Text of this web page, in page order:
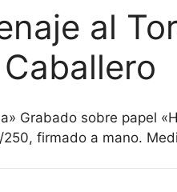
al
Grabado sobre papel
firmado a mano.